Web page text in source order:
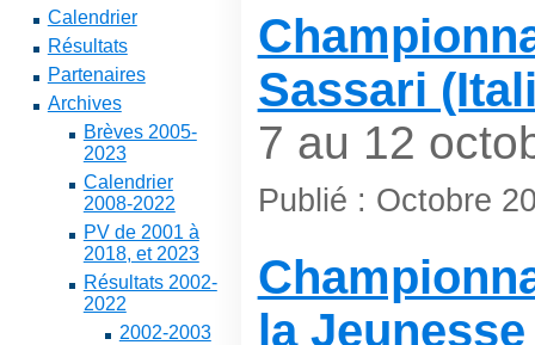
Calendrier
Résultats
Partenaires
Archives
Brèves 2005-
2023
Calendrier
2008-2022
PV de 2001 à
2018, et 2023
Résultats 2002-
2022
2002-2003
Sassari
7 au 12
Publié : Octobre
la